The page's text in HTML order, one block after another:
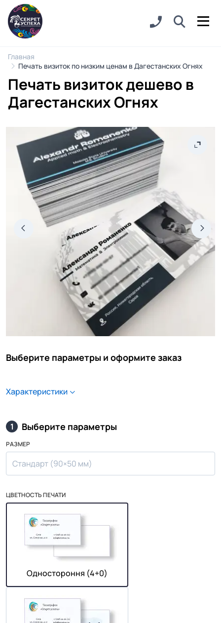
Главная
Печать визиток по низким ценам в Дагестанских Огнях
Печать визиток дешево в
Дагестанских Огнях
Выберите параметры и оформите заказ
Характеристики
1 Выберите параметры
РАЗМЕР
Стандарт (90×50 мм)
ЦВЕТНОСТЬ ПЕЧАТИ
Одностороння (4+0)